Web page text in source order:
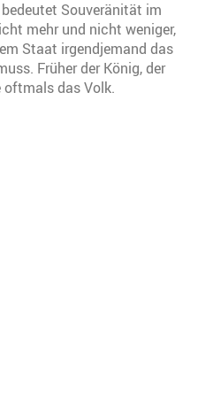
Souveränität im
mehr und nicht weniger,
Staat irgendjemand das
Früher der König, der
oftmals das Volk.